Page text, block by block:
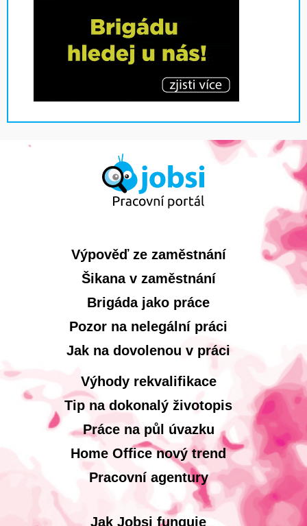
Výpověď ze zaměstnání
Šikana v zaměstnání
Brigáda jako práce
Pozor na nelegální práci
Jak na dovolenou v práci
Výhody rekvalifikace
Tip na dokonalý životopis
Práce na půl úvazku
Home Office nový trend
Pracovní agentury
Jak Jobsi funguje